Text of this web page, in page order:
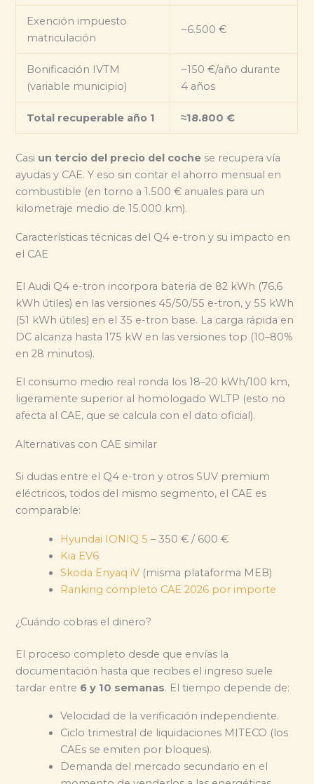
Exención impuesto
matriculación
~6.500 €
Bonificación IVTM
(variable municipio)
~150 €/año durante
4 años
Total recuperable año 1 ≈18.800 €
Casi un tercio del precio del coche se recupera vía
ayudas y CAE. Y eso sin contar el ahorro mensual en
combustible (en torno a 1.500 € anuales para un
kilometraje medio de 15.000 km).
Características técnicas del Q4 e-tron y su impacto en
el CAE
El Audi Q4 e-tron incorpora bateria de 82 kWh (76,6
kWh útiles) en las versiones 45/50/55 e-tron, y 55 kWh
(51 kWh útiles) en el 35 e-tron base. La carga rápida en
DC alcanza hasta 175 kW en las versiones top (10–80%
en 28 minutos).
El consumo medio real ronda los 18–20 kWh/100 km,
ligeramente superior al homologado WLTP (esto no
afecta al CAE, que se calcula con el dato oficial).
Alternativas con CAE similar
Si dudas entre el Q4 e-tron y otros SUV premium
eléctricos, todos del mismo segmento, el CAE es
comparable:
Hyundai IONIQ 5 – 350 € / 600 €
Kia EV6
Skoda Enyaq iV (misma plataforma MEB)
Ranking completo CAE 2026 por importe
¿Cuándo cobras el dinero?
El proceso completo desde que envías la
documentación hasta que recibes el ingreso suele
tardar entre 6 y 10 semanas. El tiempo depende de:
Velocidad de la verificación independiente.
Ciclo trimestral de liquidaciones MITECO (los
CAEs se emiten por bloques).
Demanda del mercado secundario en el